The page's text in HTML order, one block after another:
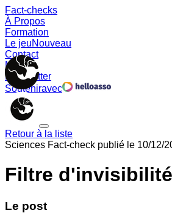
Fact-checks
À Propos
Formation
Le jeuNouveau
Contact
Memes
Newsletter
Souteniravec
Retour à la liste
Sciences Fact-check publié le 10/12/
Filtre d'invisibilité
Le post